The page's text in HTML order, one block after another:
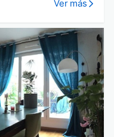
Ver más